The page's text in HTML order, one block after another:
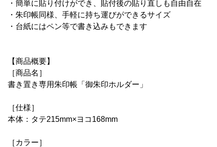
・簡単に貼り付けができ、貼付後の貼り直しも自由自在
・朱印帳同様、手軽に持ち運びができるサイズ
・台紙にはペン等で書き込みもできます
【商品概要】
［商品名］
書き置き専用朱印帳「御朱印ホルダー」
［仕様］
本体：タテ215mm×ヨコ168mm
［カラー］